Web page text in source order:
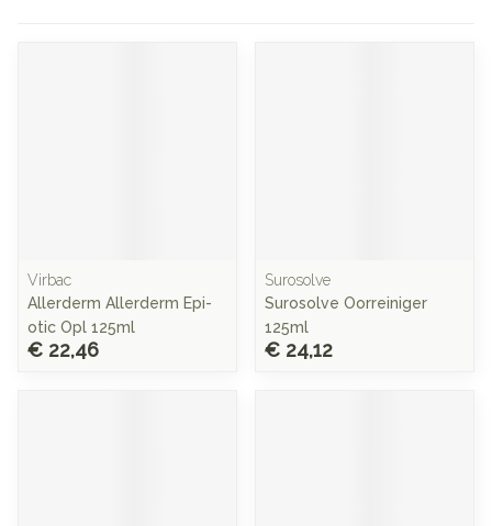
Virbac
Allerderm Allerderm Epi-
otic Opl 125ml
€ 22,46
Surosolve
Surosolve Oorreiniger
125ml
€ 24,12